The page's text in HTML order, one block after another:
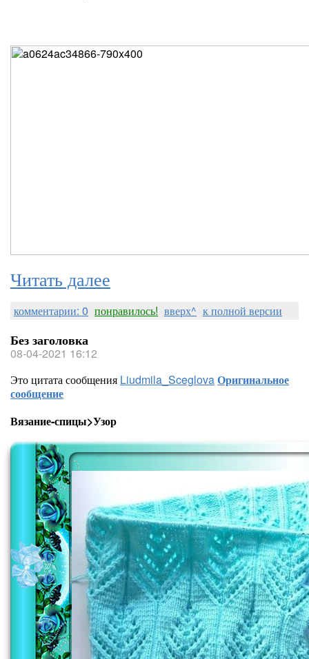
Читать далее
комментарии: 0 понравилось! вверх^ к полной версии
Без заголовка
08-04-2021 16:12
Это цитата сообщения Liudmila_SceglovaОригинальное
сообщение
Вязание-спицы>Узор